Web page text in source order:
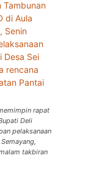
rapat
Deli
pelaksanaan
takbiran